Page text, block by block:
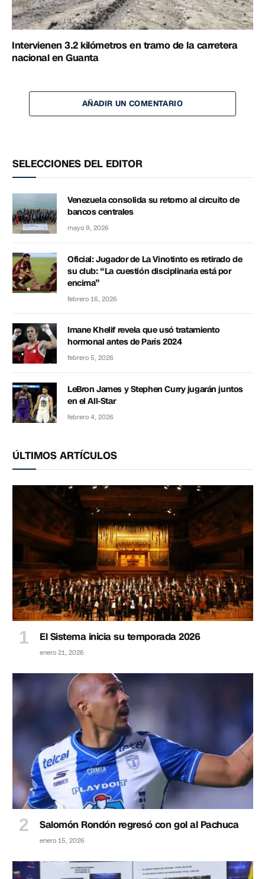
Intervienen 3.2 kilómetros en tramo de la carretera
nacional en Guanta
AÑADIR UN COMENTARIO
SELECCIONES DEL EDITOR
Venezuela consolida su retorno al circuito de
bancos centrales
mayo 9, 2026
Oficial: Jugador de La Vinotinto es retirado de
su club: “La cuestión disciplinaria está por
encima”
febrero 16, 2026
Imane Khelif revela que usó tratamiento
hormonal antes de París 2024
febrero 5, 2026
LeBron James y Stephen Curry jugarán juntos
en el All-Star
febrero 4, 2026
ÚLTIMOS ARTÍCULOS
El Sistema inicia su temporada 2026
enero 21, 2026
Salomón Rondón regresó con gol al Pachuca
enero 15, 2026